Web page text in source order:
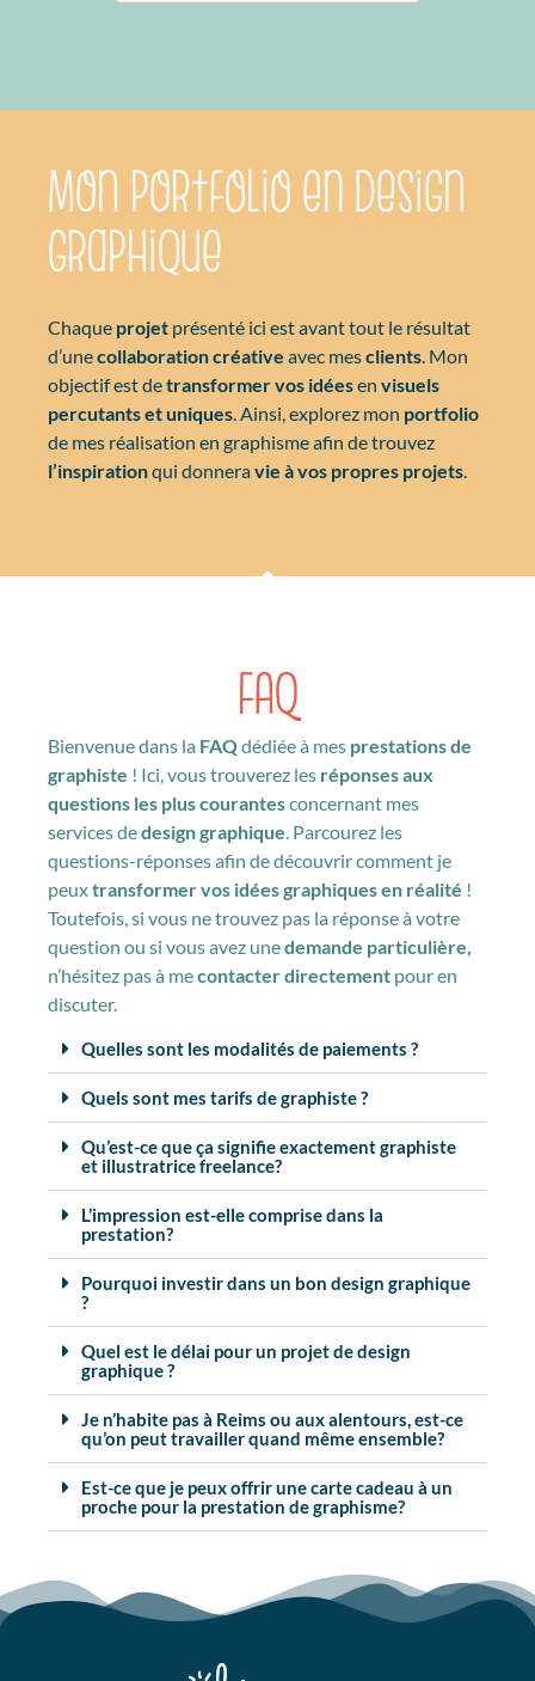
Mon portfolio en design
graphique
Chaque projet présenté ici est avant tout le résultat
d’unecollaboration créative avec mesclients. Mon
objectif est detransformer vos idéesen visuels
percutants et uniques. Ainsi, explorez mon portfolio
de mes réalisation en graphisme afin de trouvez
l’inspirationqui donneravie à vos propres projets.
FAQ
Bienvenue dans la FAQdédiée à mes prestations de
graphiste ! Ici, vous trouverez les réponses aux
questions les plus courantesconcernant mes
services dedesign graphique. Parcourez les
questions-réponses afin de découvrir comment je
peuxtransformer vos idées graphiques en réalité !
Toutefois, si vous ne trouvez pas la réponse à votre
question ou si vous avez unedemande particulière,
n’hésitez pas à mecontacter directement pour en
discuter.
Quelles sont les modalités de paiements ?
Quels sont mes tarifs de graphiste ?
Qu’est-ce que ça signifie exactement graphiste
et illustratrice freelance?
L’impression est-elle comprise dans la
prestation?
Pourquoi investir dans un bon design graphique
?
Quel est le délai pour un projet de design
graphique ?
Je n’habite pas à Reims ou aux alentours, est-ce
qu’on peut travailler quand même ensemble?
Est-ce que je peux offrir une carte cadeau à un
proche pour la prestation de graphisme?